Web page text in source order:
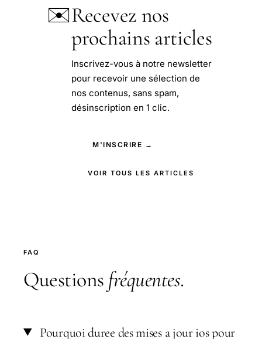
✉️Recevez nos
prochains articles
Inscrivez-vous à notre newsletter
pour recevoir une sélection de
nos contenus, sans spam,
désinscription en 1 clic.
M'INSCRIRE →
VOIR TOUS LES ARTICLES
FAQ
Questions fréquentes.
Pourquoi duree des mises a jour ios pour